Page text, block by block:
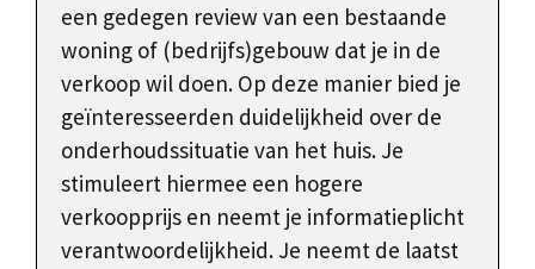
een gedegen review van een bestaande
woning of (bedrijfs)gebouw dat je in de
verkoop wil doen. Op deze manier bied je
geïnteresseerden duidelijkheid over de
onderhoudssituatie van het huis. Je
stimuleert hiermee een hogere
verkoopprijs en neemt je informatieplicht
verantwoordelijkheid. Je neemt de laatst